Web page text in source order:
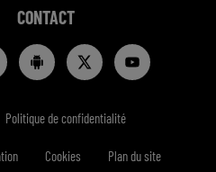
CONTACT
Politique de confidentialité
Cookies Plan du site